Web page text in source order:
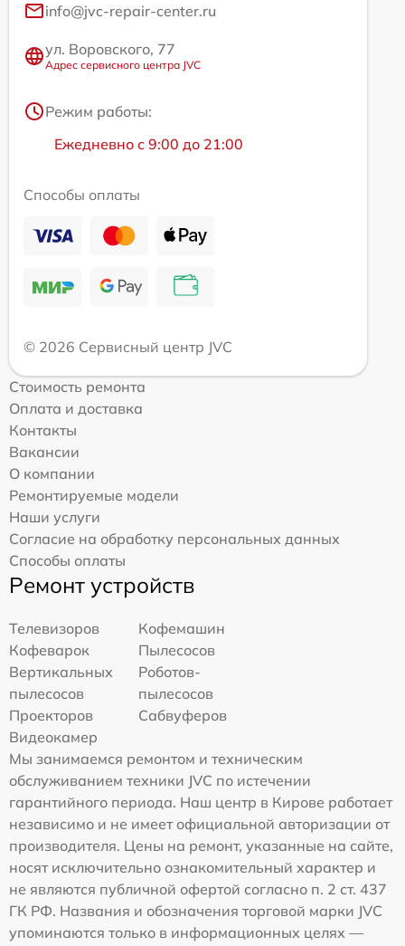
info@jvc-repair-center.ru
ул. Воровского, 77
Адрес сервисного центра JVC
Режим работы:
Ежедневно с 9:00 до 21:00
Способы оплаты
© 2026 Сервисный центр JVC
Стоимость ремонта
Оплата и доставка
Контакты
Вакансии
О компании
Ремонтируемые модели
Наши услуги
Согласие на обработку персональных данных
Способы оплаты
Ремонт устройств
Телевизоров
Кофемашин
Кофеварок
Пылесосов
Вертикальных
пылесосов
Роботов-
пылесосов
Проекторов
Сабвуферов
Видеокамер
Мы занимаемся ремонтом и техническим
обслуживанием техники JVC по истечении
гарантийного периода. Наш центр в Кирове работает
независимо и не имеет официальной авторизации от
производителя. Цены на ремонт, указанные на сайте,
носят исключительно ознакомительный характер и
не являются публичной офертой согласно п. 2 ст. 437
ГК РФ. Названия и обозначения торговой марки JVC
упоминаются только в информационных целях —